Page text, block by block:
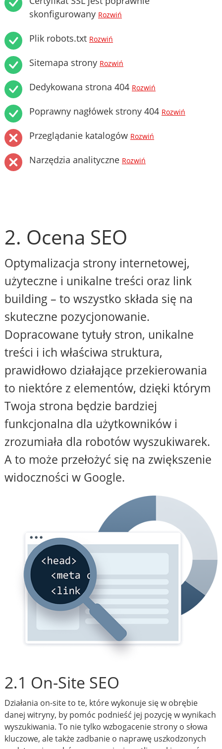
skonfigurowany Rozwiń
Plik robots.txt Rozwiń
Sitemapa strony Rozwiń
Dedykowana strona 404 Rozwiń
Poprawny nagłówek strony 404 Rozwiń
Przeglądanie katalogów Rozwiń
Narzędzia analityczne Rozwiń
2. Ocena SEO
Optymalizacja strony internetowej,
użyteczne i unikalne treści oraz link
building – to wszystko składa się na
skuteczne pozycjonowanie.
Dopracowane tytuły stron, unikalne
treści i ich właściwa struktura,
prawidłowo działające przekierowania
to niektóre z elementów, dzięki którym
Twoja strona będzie bardziej
funkcjonalna dla użytkowników i
zrozumiała dla robotów wyszukiwarek.
A to może przełożyć się na zwiększenie
widoczności w Google.
2.1 On-Site SEO
Działania on-site to te, które wykonuje się w obrębie
danej witryny, by pomóc podnieść jej pozycję w wynikach
wyszukiwania. To nie tylko wzbogacenie strony o słowa
kluczowe, ale także zadbanie o naprawę uszkodzonych